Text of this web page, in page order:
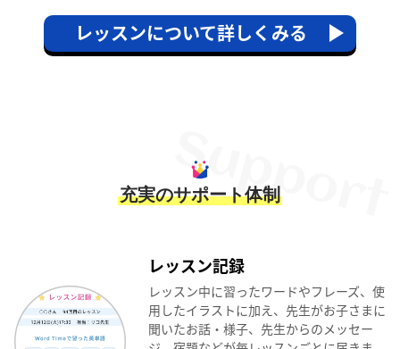
レッスンについて詳しくみる
充実のサポート体制
レッスン記録
レッスン中に習ったワードやフレーズ、使
用したイラストに加え、先生がお子さまに
聞いたお話・様子、先生からのメッセー